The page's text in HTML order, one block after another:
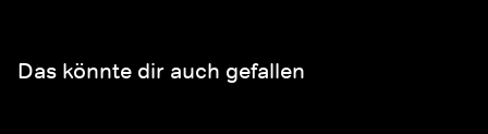
Das könnte dir auch gefallen